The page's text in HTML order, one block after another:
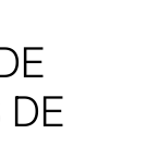
DE